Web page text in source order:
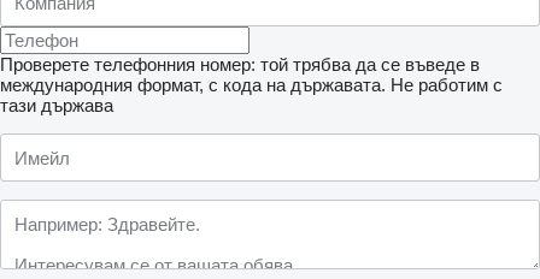
Проверете телефонния номер: той трябва да се въведе в
международния формат, с кода на държавата. Не работим с
тази държава